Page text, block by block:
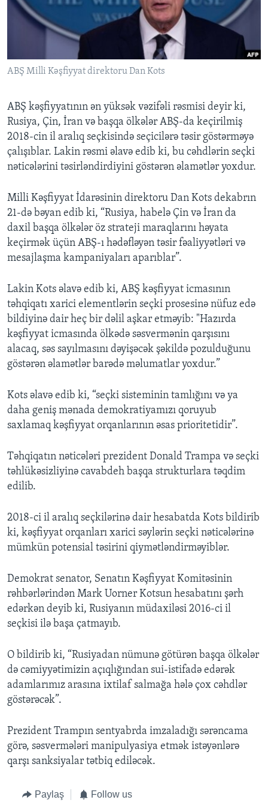
BIZI IZLƏYIN
ABŞ Milli Kəşfiyyat direktoru Dan Kots
ABŞ kəşfiyyatının ən yüksək vəzifəli rəsmisi deyir ki,
Rusiya, Çin, İran və başqa ölkələr ABŞ-da keçirilmiş
2018-cin il aralıq seçkisində seçicilərə təsir göstərməyə
çalışıblar. Lakin rəsmi əlavə edib ki, bu cəhdlərin seçki
nəticələrini təsirləndirdiyini göstərən əlamətlər yoxdur.
Milli Kəşfiyyat İdarəsinin direktoru Dan Kots dekabrın
21-də bəyan edib ki, “Rusiya, habelə Çin və İran da
daxil başqa ölkələr öz strateji maraqlarını həyata
keçirmək üçün ABŞ-ı hədəfləyən təsir fəaliyyətləri və
mesajlaşma kampaniyaları aparıblar”.
Lakin Kots əlavə edib ki, ABŞ kəşfiyyat icmasının
təhqiqatı xarici elementlərin seçki prosesinə nüfuz edə
bildiyinə dair heç bir dəlil aşkar etməyib: "Hazırda
kəşfiyyat icmasında ölkədə səsvermənin qarşısını
alacaq, səs sayılmasını dəyişəcək şəkildə pozulduğunu
göstərən əlamətlər barədə məlumatlar yoxdur.”
Kots əlavə edib ki, “seçki sisteminin tamlığını və ya
daha geniş mənada demokratiyamızı qoruyub
saxlamaq kəşfiyyat orqanlarının əsas prioritetidir”.
Təhqiqatın nəticələri prezident Donald Trampa və seçki
təhlükəsizliyinə cavabdeh başqa strukturlara təqdim
edilib.
2018-ci il aralıq seçkilərinə dair hesabatda Kots bildirib
ki, kəşfiyyat orqanları xarici səylərin seçki nəticələrinə
mümkün potensial təsirini qiymətləndirməyiblər.
Demokrat senator, Senatın Kəşfiyyat Komitəsinin
rəhbərlərindən Mark Uorner Kotsun hesabatını şərh
edərkən deyib ki, Rusiyanın müdaxiləsi 2016-ci il
seçkisi ilə başa çatmayıb.
O bildirib ki, “Rusiyadan nümunə götürən başqa ölkələr
də cəmiyyətimizin açıqlığından sui-istifadə edərək
adamlarımız arasına ixtilaf salmağa hələ çox cəhdlər
göstərəcək”.
Prezident Trampın sentyabrda imzaladığı sərəncama
görə, səsvermələri manipulyasiya etmək istəyənlərə
qarşı sanksiyalar tətbiq ediləcək.
Paylaş Follow us